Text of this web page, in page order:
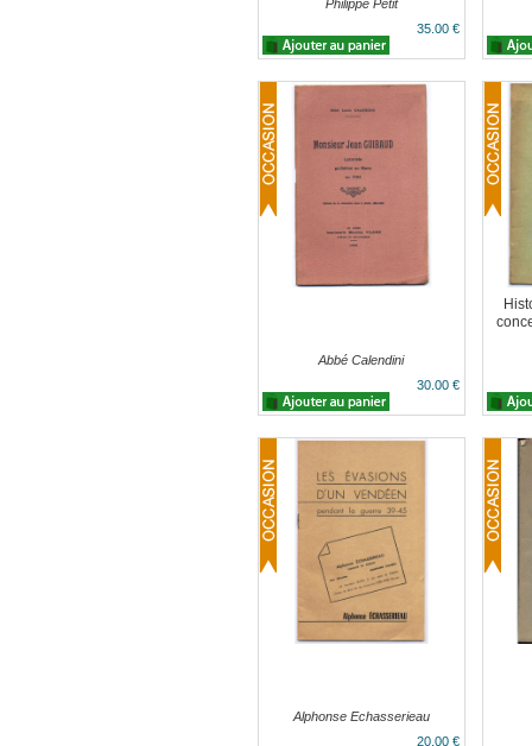
Philippe Petit
35.00 €
Abbé Calendini
30.00 €
Alphonse Echasserieau
20.00 €